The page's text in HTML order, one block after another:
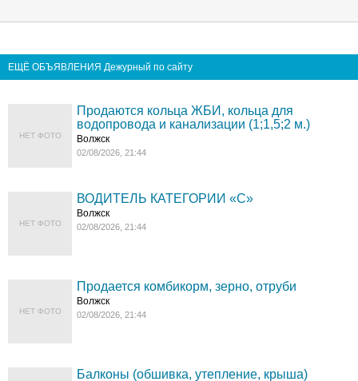
ЕЩЁ ОБЪЯВЛЕНИЯ Дежурный по сайту
НЕТ ФОТО
Продаются кольца ЖБИ, кольца для
водопровода и канализации (1;1,5;2 м.)
Волжск
02/08/2026, 21:44
НЕТ ФОТО
ВОДИТЕЛЬ КАТЕГОРИИ «C»
Волжск
02/08/2026, 21:44
НЕТ ФОТО
Продается комбикорм, зерно, отруби
Волжск
02/08/2026, 21:44
Балконы (обшивка, утепление, крыша)